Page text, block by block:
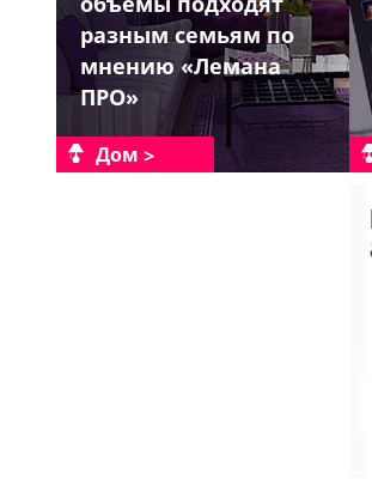
разным семьям по
мнению «Лемана
ПРО»
Дом